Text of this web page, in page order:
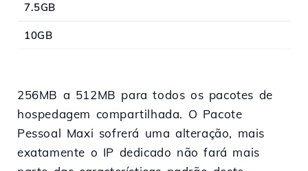
7.5GB
10GB
256MB a 512MB para todos os pacotes de
hospedagem compartilhada. O Pacote
Pessoal Maxi sofrerá uma alteração, mais
exatamente o IP dedicado não fará mais